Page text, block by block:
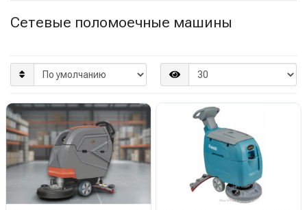
Сетевые поломоечные машины